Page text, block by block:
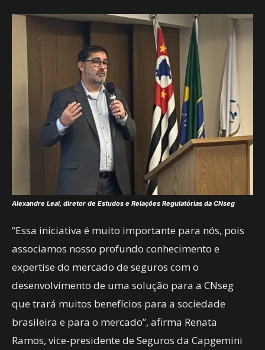
Alexandre Leal, diretor de Estudos e Relações Regulatórias da CNseg
“Essa iniciativa é muito importante para nós, pois
associamos nosso profundo conhecimento e
expertise do mercado de seguros com o
desenvolvimento de uma solução para a CNseg
que trará muitos benefícios para a sociedade
brasileira e para o mercado”, afirma Renata
Ramos, vice-presidente de Seguros da Capgemini